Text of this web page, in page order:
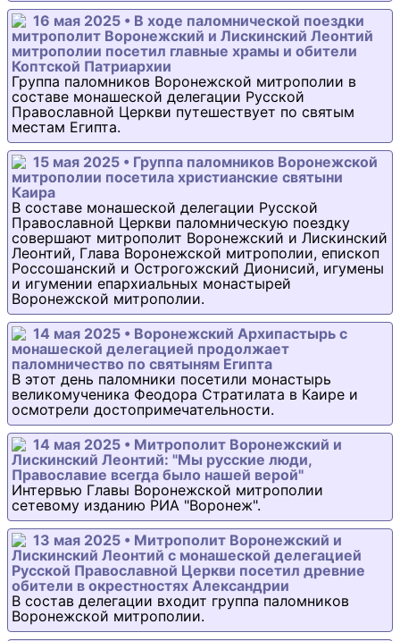
16 мая 2025 • В ходе паломнической поездки
митрополит Воронежский и Лискинский Леонтий
митрополии посетил главные храмы и обители
Коптской Патриархии
Группа паломников Воронежской митрополии в
составе монашеской делегации Русской
Православной Церкви путешествует по святым
местам Египта.
15 мая 2025 • Группа паломников Воронежской
митрополии посетила христианские святыни
Каира
В составе монашеской делегации Русской
Православной Церкви паломническую поездку
совершают митрополит Воронежский и Лискинский
Леонтий, Глава Воронежской митрополии, епископ
Россошанский и Острогожский Дионисий, игумены
и игумении епархиальных монастырей
Воронежской митрополии.
14 мая 2025 • Воронежский Архипастырь с
монашеской делегацией продолжает
паломничество по святыням Египта
В этот день паломники посетили монастырь
великомученика Феодора Стратилата в Каире и
осмотрели достопримечательности.
14 мая 2025 • Митрополит Воронежский и
Лискинский Леонтий: "Мы русские люди,
Православие всегда было нашей верой"
Интервью Главы Воронежской митрополии
сетевому изданию РИА "Воронеж".
13 мая 2025 • Митрополит Воронежский и
Лискинский Леонтий с монашеской делегацией
Русской Православной Церкви посетил древние
обители в окрестностях Александрии
В состав делегации входит группа паломников
Воронежской митрополии.